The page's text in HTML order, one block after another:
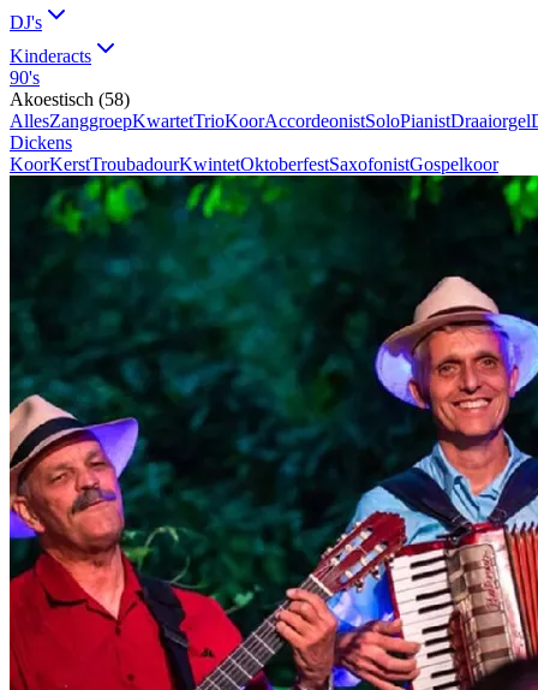
DJ's
Kinderacts
90's
Akoestisch (58)
AllesZanggroepKwartetTrioKoorAccordeonistSoloPianistDraaiorgel
Dickens
KoorKerstTroubadourKwintetOktoberfestSaxofonistGospelkoor